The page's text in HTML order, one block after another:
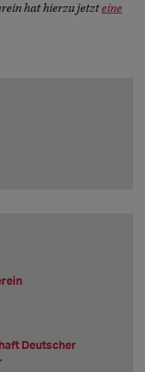
hat hierzu jetzteine
Deutscher